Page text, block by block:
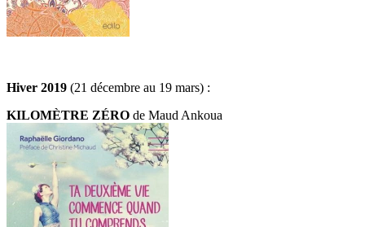
Hiver 2019 (21 décembre au 19 mars) :
KILOMÈTRE ZÉRO de Maud Ankoua